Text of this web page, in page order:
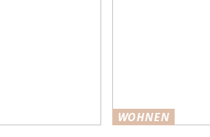
WOHNEN